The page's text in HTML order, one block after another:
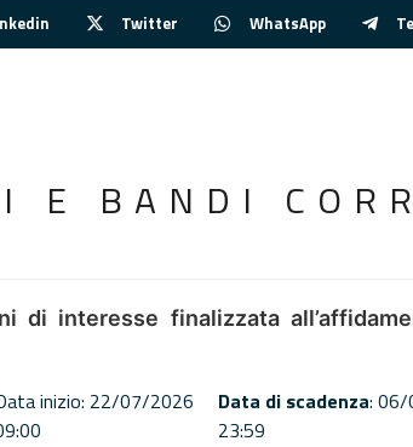
Twitter WhatsApp
E BANDI
di interesse finalizzata
inizio: 22/07/2026
Data di scadenza:
23:59